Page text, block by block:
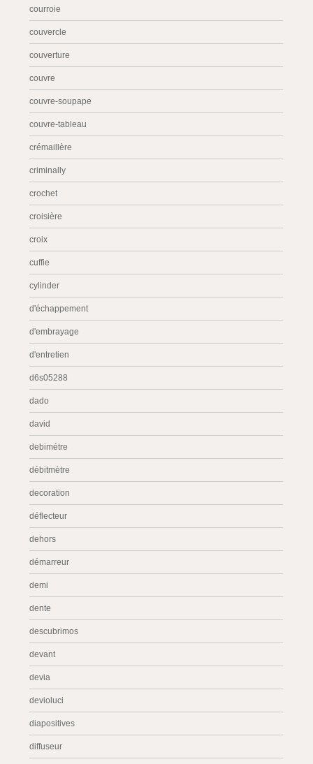
courroie
couvercle
couverture
couvre
couvre-soupape
couvre-tableau
crémaillère
criminally
crochet
croisière
croix
cuffie
cylinder
d'échappement
d'embrayage
d'entretien
d6s05288
dado
david
debimétre
débitmètre
decoration
déflecteur
dehors
démarreur
demi
dente
descubrimos
devant
devia
devioluci
diapositives
diffuseur